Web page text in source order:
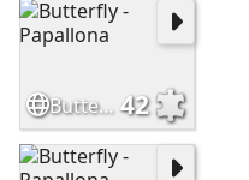
Butterfly - Papallona 42